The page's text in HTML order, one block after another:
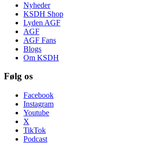
Nyheder
KSDH Shop
Lyden AGF
AGF
AGF Fans
Blogs
Om KSDH
Følg os
Facebook
Instagram
Youtube
X
TikTok
Podcast